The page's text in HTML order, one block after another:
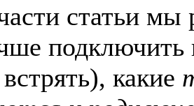
статьи мы
подключить
какие